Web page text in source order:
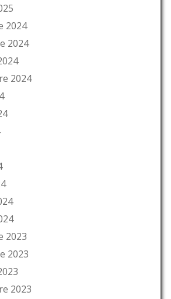
2024
2024
2024
2023
2023
2023